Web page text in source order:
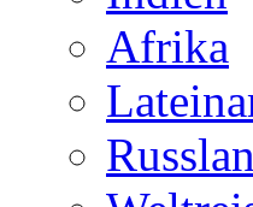
Afrika